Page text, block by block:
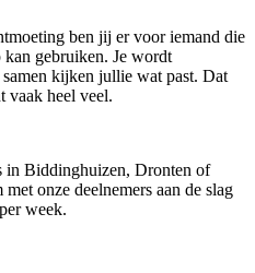
ben jij er voor iemand die
kan gebruiken. Je wordt
samen kijken jullie wat past. Dat
vaak heel veel.
Biddinghuizen, Dronten of
onze deelnemers aan de slag
week.